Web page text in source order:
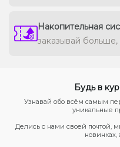
Накопительная
заказывай
Будь в
Узнавай обо всём самым
уникальные
Делись с нами своей почтой,
новинках,